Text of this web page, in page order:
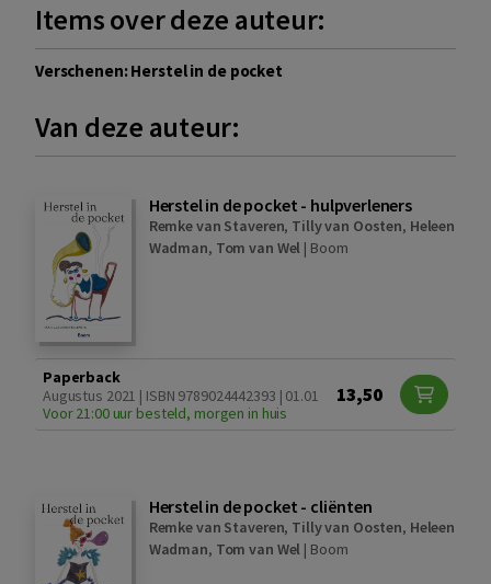
Items over deze auteur:
Verschenen: Herstel in de pocket
Van deze auteur:
Herstel in de pocket - hulpverleners
Remke van Staveren, Tilly van Oosten, Heleen
Wadman, Tom van Wel | Boom
Paperback
Augustus 2021 | ISBN 9789024442393 | 01.01
Voor 21:00 uur besteld, morgen in huis
13,50
Herstel in de pocket - cliënten
Remke van Staveren, Tilly van Oosten, Heleen
Wadman, Tom van Wel | Boom